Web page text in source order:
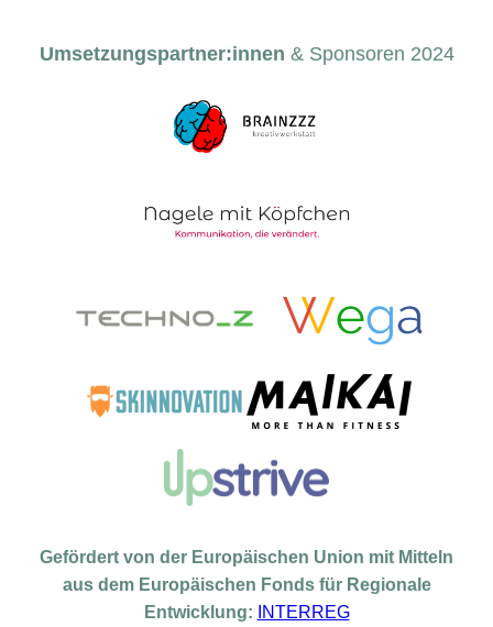
Umsetzungspartner:innen & Sponsoren 2024
Gefördert von der Europäischen Union mit Mitteln
aus dem Europäischen Fonds für Regionale
Entwicklung:
INTERREG